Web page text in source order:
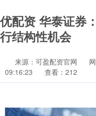
优配资 华泰证券
行结构性机会
来源：可盈配资官网
09:16:23
查看：212